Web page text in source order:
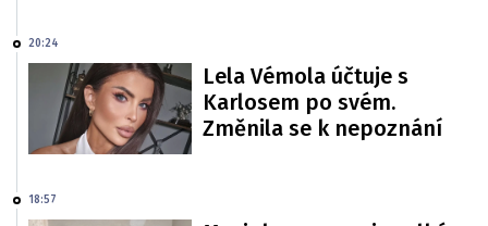
20:24
Lela Vémola účtuje s
Karlosem po svém.
Změnila se k nepoznání
18:57